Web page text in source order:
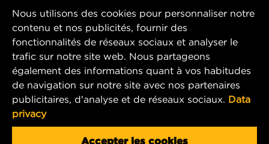
AVIS JURIDIQUE
IMPRIMER
CONTACTEZ-NOUS
Instagram
YouTube
MANN+HUMMEL Middle East FZE
DAFZA (Dubai Airport Free Zone)
Office 1013, Bldg. 7WA
Nous utilisons des cookies pour personnaliser notre
contenu et nos publicités, fournir des
fonctionnalités de réseaux sociaux et analyser le
trafic sur notre site web. Nous partageons
également des informations quant à vos habitudes
de navigation sur notre site avec nos partenaires
publicitaires, d'analyse et de réseaux sociaux. Data
privacy
Accepter les cookies